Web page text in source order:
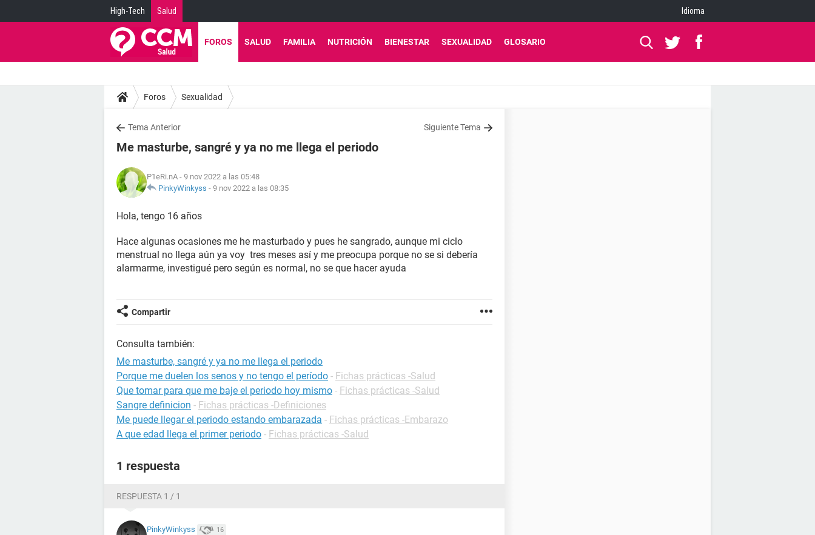
High-Tech Salud Idioma
FOROS SALUD FAMILIA NUTRICIÓN BIENESTAR SEXUALIDAD GLOSARIO
Foros Sexualidad
Tema Anterior Siguiente Tema
Me masturbe, sangré y ya no me llega el periodo
P1eRi.nA - 9 nov 2022 a las 05:48
PinkyWinkyss - 9 nov 2022 a las 08:35
Hola, tengo 16 años
Hace algunas ocasiones me he masturbado y pues he sangrado, aunque mi ciclo
menstrual no llega aún ya voy tres meses así y me preocupa porque no se si debería
alarmarme, investigué pero según es normal, no se que hacer ayuda
Compartir
Consulta también:
Me masturbe, sangré y ya no me llega el periodo
Porque me duelen los senos y no tengo el período - Fichas prácticas -Salud
Que tomar para que me baje el periodo hoy mismo - Fichas prácticas -Salud
Sangre definicion - Fichas prácticas -Definiciones
Me puede llegar el periodo estando embarazada - Fichas prácticas -Embarazo
A que edad llega el primer periodo - Fichas prácticas -Salud
1 respuesta
RESPUESTA 1 / 1
PinkyWinkyss 16